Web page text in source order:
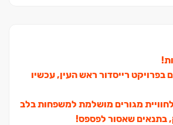
בפרויקט רייסדור ראש העין, עכשיו
מגורים מושלמת למשפחות בלב
בתנאים שאסור לפספס!